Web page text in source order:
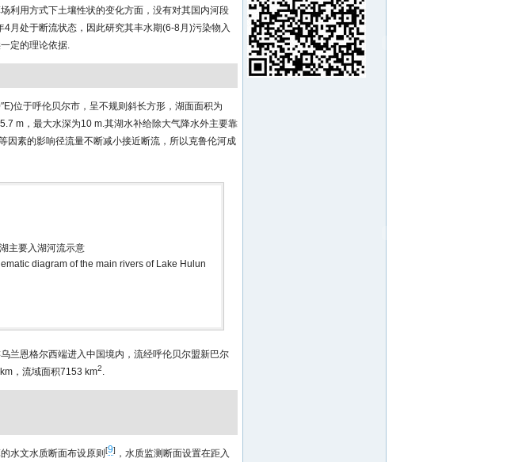
利用方式下土壤性状的变化方面，没有对其国内河段
月处于断流状态，因此研究其丰水期(6-8月)污染物入
定的理论依据.
位于呼伦贝尔市，呈不规则斜长方形，湖面面积为
m，最大水深为10 m.其湖水补给除大气降水外主要靠
因素的影响径流量不断减小接近断流，所以克鲁伦河成
主要入湖河流示意
diagram of the main rivers of Lake Hulun
兰恩格尔西端进入中国境内，流经呼伦贝尔盟新巴尔
，流域面积7153 km2.
水文水质断面布设原则 [9] ，水质监测断面设置在距入